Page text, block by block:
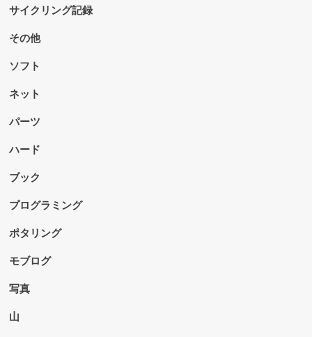
サイクリング記録
その他
ソフト
ネット
パーツ
ハード
ブック
プログラミング
ポタリング
モブログ
写真
山